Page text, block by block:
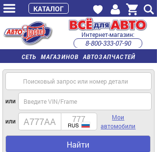
СЕТЬ МАГАЗИНОВ АВТОЗАПЧАСТЕЙ
Интернет-магазин:
8-800-333-07-90
часы работы с 9:00 до 22:00 (пн-пт)
или
или
Мои
автомобили
Найти
КАТАЛОГ